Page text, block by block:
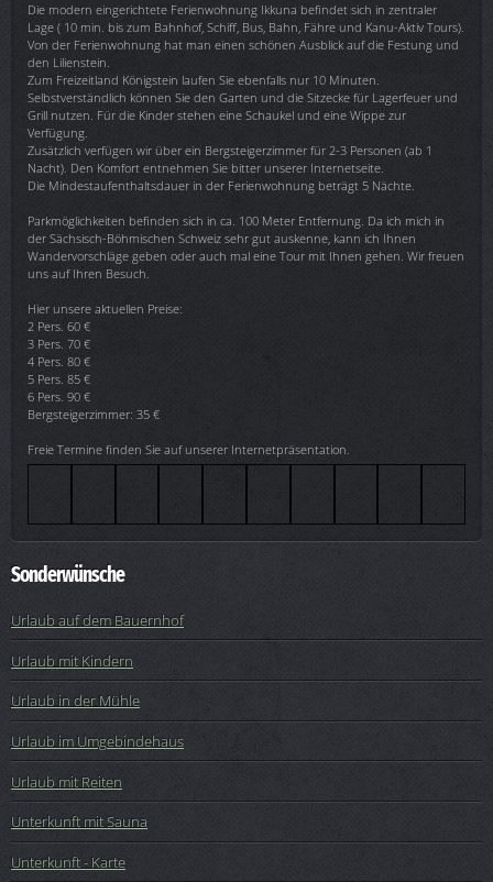
Die modern eingerichtete Ferienwohnung Ikkuna befindet sich in zentraler
Lage ( 10 min. bis zum Bahnhof, Schiff, Bus, Bahn, Fähre und Kanu-Aktiv Tours).
Von der Ferienwohnung hat man einen schönen Ausblick auf die Festung und
den Lilienstein.
Zum Freizeitland Königstein laufen Sie ebenfalls nur 10 Minuten.
Selbstverständlich können Sie den Garten und die Sitzecke für Lagerfeuer und
Grill nutzen. Für die Kinder stehen eine Schaukel und eine Wippe zur
Verfügung.
Zusätzlich verfügen wir über ein Bergsteigerzimmer für 2-3 Personen (ab 1
Nacht). Den Komfort entnehmen Sie bitter unserer Internetseite.
Die Mindestaufenthaltsdauer in der Ferienwohnung beträgt 5 Nächte.
Parkmöglichkeiten befinden sich in ca. 100 Meter Entfernung. Da ich mich in
der Sächsisch-Böhmischen Schweiz sehr gut auskenne, kann ich Ihnen
Wandervorschläge geben oder auch mal eine Tour mit Ihnen gehen. Wir freuen
uns auf Ihren Besuch.
Hier unsere aktuellen Preise:
2 Pers. 60 €
3 Pers. 70 €
4 Pers. 80 €
5 Pers. 85 €
6 Pers. 90 €
Bergsteigerzimmer: 35 €
Freie Termine finden Sie auf unserer Internetpräsentation.
Sonderwünsche
Urlaub auf dem Bauernhof
Urlaub mit Kindern
Urlaub in der Mühle
Urlaub im Umgebindehaus
Urlaub mit Reiten
Unterkunft mit Sauna
Unterkunft - Karte